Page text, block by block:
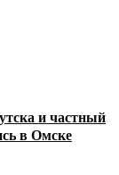
и частный
в Омске